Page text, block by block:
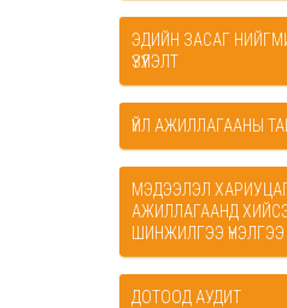
ЭДИЙН ЗАСАГ
ҮЗҮҮЛЭЛТ
ҮЙЛ АЖИЛЛАГААНЫ
МЭДЭЭЛЭЛ
АЖИЛЛАГААНД
ШИНЖИЛГЭЭ ҮНЭЛГЭЭ
ДОТООД АУДИТ